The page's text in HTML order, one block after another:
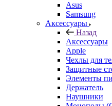
Asus
Samsung
Аксессуары
Назад
Аксессуары
Apple
Чехлы для
Защитные
Элементы
Держатель
Наушники